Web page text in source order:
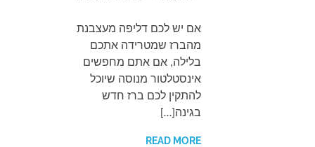
אם יש לכם דליפה מעצבנת
מהברז שמטרידה אתכם
בלילה, אם אתם מחפשים
אינסטלטור מנוסה שיוכל
להתקין לכם ברז חדש
בגינה[…]
READ MORE